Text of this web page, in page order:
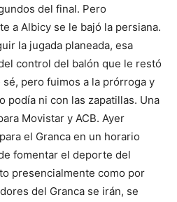
del final. Pero
a Albicy se le bajó la persiana.
la jugada planeada, esa
control del balón que le restó
pero fuimos a la prórroga y
podía ni con las zapatillas. Una
Movistar y ACB. Ayer
el Granca en un horario
fomentar el deporte del
presencialmente como por
del Granca se irán, se